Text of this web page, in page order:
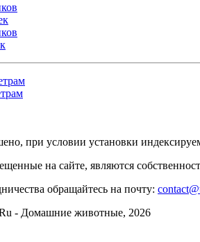
при условии установки
на сайте, являются
обращайтесь на почту:
- Домашние животные, 2026